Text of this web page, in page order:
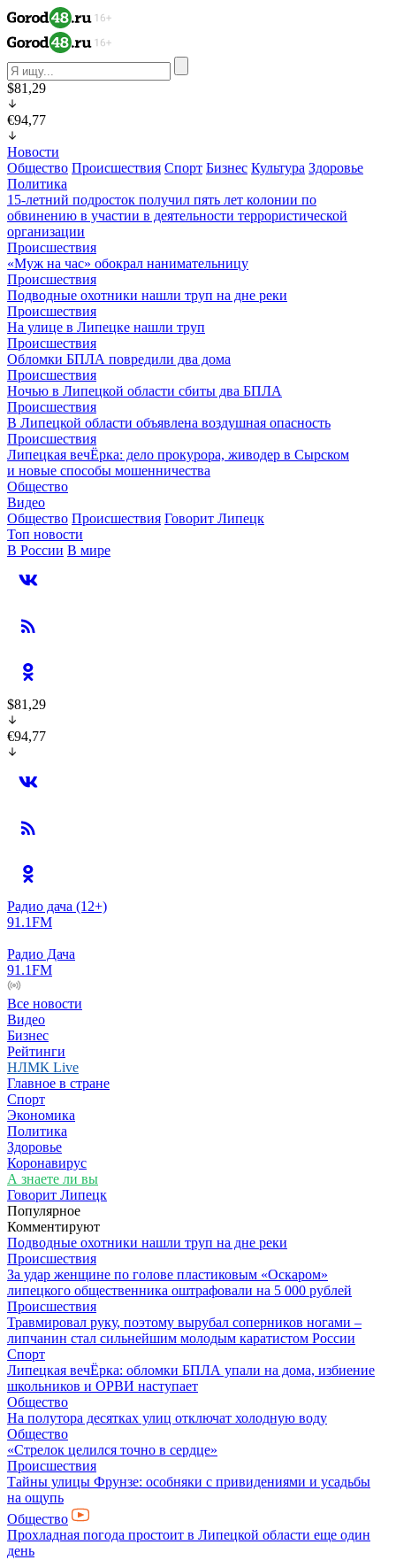
$81,29
€94,77
Новости
Общество Происшествия Спорт Бизнес Культура Здоровье
Политика
15-летний подросток получил пять лет колонии по
обвинению в участии в деятельности террористической
организации
Происшествия
«Муж на час» обокрал нанимательницу
Происшествия
Подводные охотники нашли труп на дне реки
Происшествия
На улице в Липецке нашли труп
Происшествия
Обломки БПЛА повредили два дома
Происшествия
Ночью в Липецкой области сбиты два БПЛА
Происшествия
В Липецкой области объявлена воздушная опасность
Происшествия
Липецкая вечЁрка: дело прокурора, живодер в Сырском
и новые способы мошенничества
Общество
Видео
Общество Происшествия Говорит Липецк
Топ новости
В России В мире
$81,29
€94,77
Радио дача (12+)
91.1FM
Радио Дача
91.1FM
Все новости
Видео
Бизнес
Рейтинги
НЛМК Live
Главное в стране
Спорт
Экономика
Политика
Здоровье
Коронавирус
А знаете ли вы
Говорит Липецк
Популярное
Комментируют
Подводные охотники нашли труп на дне реки
Происшествия
За удар женщине по голове пластиковым «Оскаром»
липецкого общественника оштрафовали на 5 000 рублей
Происшествия
Травмировал руку, поэтому вырубал соперников ногами –
липчанин стал сильнейшим молодым каратистом России
Спорт
Липецкая вечЁрка: обломки БПЛА упали на дома, избиение
школьников и ОРВИ наступает
Общество
На полутора десятках улиц отключат холодную воду
Общество
«Стрелок целился точно в сердце»
Происшествия
Тайны улицы Фрунзе: особняки с привидениями и усадьбы
на ощупь
Общество
Прохладная погода простоит в Липецкой области еще один
день